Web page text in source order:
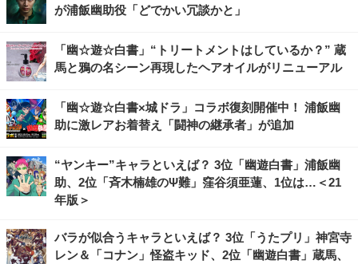
が浦飯幽助役「どでかい冗談かと」
「幽☆遊☆白書」“トリートメントはしているか？” 蔵
馬と鴉の名シーン再現したヘアオイルがリニューアル
「幽☆遊☆白書×城ドラ」コラボ復刻開催中！ 浦飯幽
助に激レアお着替え「闘神の継承者」が追加
“ヤンキー”キャラといえば？ 3位「幽遊白書」浦飯幽
助、2位「斉木楠雄のΨ難」窪谷須亜蓮、1位は…＜21
年版＞
バラが似合うキャラといえば？ 3位「うたプリ」神宮寺
レン＆「コナン」怪盗キッド、2位「幽遊白書」蔵馬、